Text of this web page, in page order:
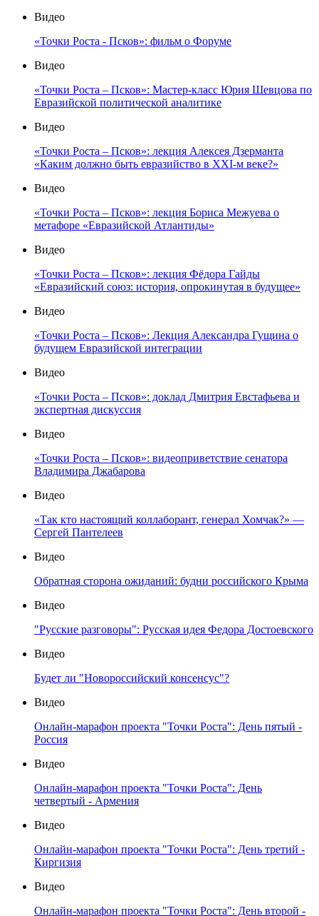
Видео
«Точки Роста - Псков»: фильм о Форуме
Видео
«Точки Роста – Псков»: Мастер-класс Юрия Шевцова по
Евразийской политической аналитике
Видео
«Точки Роста – Псков»: лекция Алексея Дзерманта
«Каким должно быть евразийство в XXI-м веке?»
Видео
«Точки Роста – Псков»: лекция Бориса Межуева о
метафоре «Евразийской Атлантиды»
Видео
«Точки Роста – Псков»: лекция Фёдора Гайды
«Евразийский союз: история, опрокинутая в будущее»
Видео
«Точки Роста – Псков»: Лекция Александра Гущина о
будущем Евразийской интеграции
Видео
«Точки Роста – Псков»: доклад Дмитрия Евстафьева и
экспертная дискуссия
Видео
«Точки Роста – Псков»: видеоприветствие сенатора
Владимира Джабарова
Видео
«Так кто настоящий коллаборант, генерал Хомчак?» —
Сергей Пантелеев
Видео
Обратная сторона ожиданий: будни российского Крыма
Видео
"Русские разговоры": Русская идея Федора Достоевского
Видео
Будет ли "Новороссийский консенсус"?
Видео
Онлайн-марафон проекта "Точки Роста": День пятый -
Россия
Видео
Онлайн-марафон проекта "Точки Роста": День
четвертый - Армения
Видео
Онлайн-марафон проекта "Точки Роста": День третий -
Киргизия
Видео
Онлайн-марафон проекта "Точки Роста": День второй -